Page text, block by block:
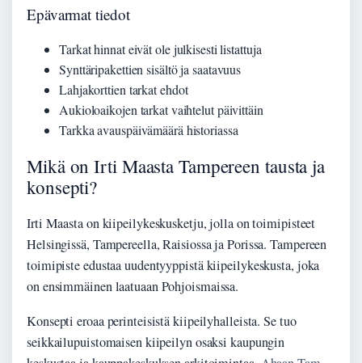
Epävarmat tiedot
Tarkat hinnat eivät ole julkisesti listattuja
Synttäripakettien sisältö ja saatavuus
Lahjakorttien tarkat ehdot
Aukioloaikojen tarkat vaihtelut päivittäin
Tarkka avauspäivämäärä historiassa
Mikä on Irti Maasta Tampereen tausta ja
konsepti?
Irti Maasta on kiipeilykeskusketju, jolla on toimipisteet
Helsingissä, Tampereella, Raisiossa ja Porissa. Tampereen
toimipiste edustaa uudentyyppistä kiipeilykeskusta, joka
on ensimmäinen laatuaan Pohjoismaissa.
Konsepti eroaa perinteisistä kiipeilyhalleista. Se tuo
seikkailupuistomaisen kiipeilyn osaksi kaupungin